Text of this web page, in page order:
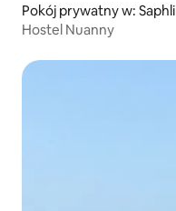
Pokój prywatny w: Saphli
Hostel Nuanny